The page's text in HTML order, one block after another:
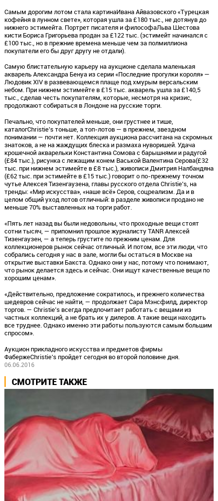
Самым дорогим лотом стала картинаИвана Айвазовского «Турецкая
кофейня в лунном свете», которая ушла за £180 тыс., не дотянув до
нижнего эстимейта. Портрет писателя и философаЛьва Шестова
кисти Бориса Григорьева продан за £122 тыс. (эстимейт начинался с
£100 тыс., но в прежние времена меньше чем за полмиллиона
покупатели его бы друг другу не отдали).
Самую блистательную карьеру на аукционе сделала маленькая
акварель Александра Бенуа из серии «Последние прогулки короля» —
Людовик XIV в развевающемся плаще под хмурым версальским
небом. При нижнем эстимейте в £15 тыс. акварель ушла за £140,5
тыс., сделав честь покупателям, которые, несмотря на кризис,
продолжают собираться в Лондоне на русские торги.
Печально, что покупателей меньше, они грустнее и тише,
каталогChristie’s тоньше, а топ-лотов — в прежнем, звездном
понимании — почти нет. Коллекция аукциона рассчитана на скромных
знатоков, а не на жаждущих блеска и размаха нуворишей. Удача
крошечной акварельки Константина Сомова с барышнями и радугой
(£84 тыс.), рисунка с лежащим конем Васькой Валентина Серова(£32
тыс. при нижнем эстимейте в £8 тыс.), живописи Дмитрия Налбандяна
(£62 тыс. при эстимейте в £15 тыс.) говорит о по-прежнему точном
чутье Алексея Тизенгаузена, главы русского отдела Christie’s, на
тренды: «Мир искусства», «наше всё» Серов, соцреализм. Да и в
целом общий уход лотов отличный: в разделе живописи продано не
меньше 70% выставленных на торги работ.
«Пять лет назад вы были недовольны, что проходные вещи стоят
сотни тысяч, — припомнил прошлое журналисту TANR Алексей
Тизенгаузен, — а теперь грустите по прежним ценам. Для
коллекционеров рынок сейчас отличный. И потом, все эти люди, что
собрались сегодня у нас в зале, могли бы остаться в Москве на
открытие выставки Бакста. Однако они у нас, потому что понимают,
что рынок делается здесь и сейчас. Они ищут качественные вещи по
хорошим ценам».
«Действительно, предложение сократилось, и прежнего количества
шедевров сейчас не найти, — продолжает Сара Мэнсфилд, директор
торгов. — Christie’s всегда предпочитает работать с вещами из
частных коллекций, а не брать их у дилеров. А такие вещи находить
все труднее. Однако именно эти работы пользуются самым большим
спросом».
Аукцион прикладного искусства и предметов фирмы
ФабержеChristie’s пройдет сегодня во второй половине дня.
06.06.2016
СМОТРИТЕ ТАКЖЕ